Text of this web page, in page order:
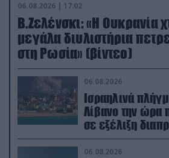
06.08.2026 | 17:02
Β.Ζελένσκι: «Η Ουκρανία
μεγάλα διυλιστήρια
στη Ρωσία» (βίντεο)
06.08.2026
Ισραηλινά
Λίβανο την ώρα
σε εξέλιξη
στην Ρώμη
06.08.2026